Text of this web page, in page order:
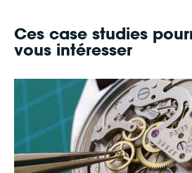
Ces case studies
vous intéresser